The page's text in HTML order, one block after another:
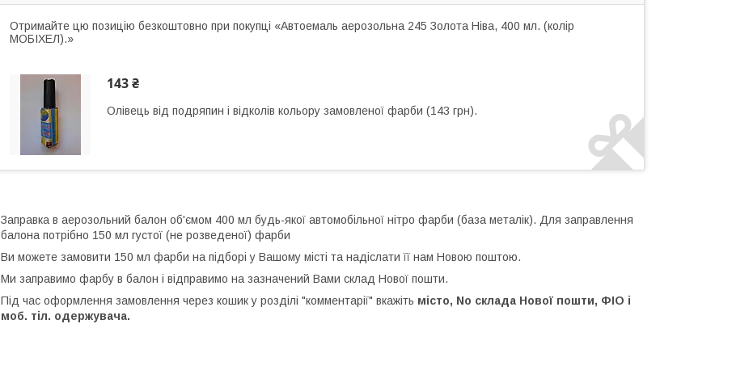
Отримайте цю позицію безкоштовно при покупці «Автоемаль аерозольна 245 Золота Ніва, 400 мл. (колір
МОБІХЕЛ).»
143 ₴
Олівець від подряпин і відколів кольору замовленої фарби (143 грн).
Заправка в аерозольний балон об'ємом 400 мл будь-якої автомобільної нітро фарби (база металік). Для заправлення
балона потрібно 150 мл густої (не розведеної) фарби
Ви можете замовити 150 мл фарби на підборі у Вашому місті та надіслати її нам Новою поштою.
Ми заправимо фарбу в балон і відправимо на зазначений Вами склад Нової пошти.
Під час оформлення замовлення через кошик у розділі "комментарії" вкажіть місто, No склада Нової пошти, ФІО і
моб. тіл. одержувача.